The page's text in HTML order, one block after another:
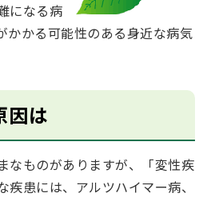
になる病
かかる可能性のある身近な病気
因は
なものがありますが、「変性疾
疾患には、アルツハイマー病、